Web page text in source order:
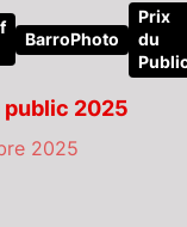
BarroPhoto
Prix
du
public 2025
2025